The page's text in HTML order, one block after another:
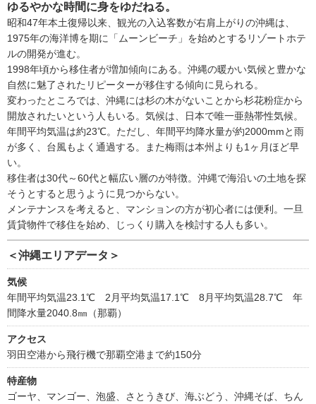
ゆるやかな時間に身をゆだねる。
昭和47年本土復帰以来、観光の入込客数が右肩上がりの沖縄は、
1975年の海洋博を期に「ムーンビーチ」を始めとするリゾートホテ
ルの開発が進む。
1998年頃から移住者が増加傾向にある。沖縄の暖かい気候と豊かな
自然に魅了されたリピーターが移住する傾向に見られる。
変わったところでは、沖縄には杉の木がないことから杉花粉症から
開放されたいという人もいる。気候は、日本で唯一亜熱帯性気候。
年間平均気温は約23℃。ただし、年間平均降水量が約2000mmと雨
が多く、台風もよく通過する。また梅雨は本州よりも1ヶ月ほど早
い。
移住者は30代～60代と幅広い層のが特徴。沖縄で海沿いの土地を探
そうとすると思うように見つからない。
メンテナンスを考えると、マンションの方が初心者には便利。一旦
賃貸物件で移住を始め、じっくり購入を検討する人も多い。
＜沖縄エリアデータ＞
気候
年間平均気温23.1℃ 2月平均気温17.1℃ 8月平均気温28.7℃ 年
間降水量2040.8㎜（那覇）
アクセス
羽田空港から飛行機で那覇空港まで約150分
特産物
ゴーヤ、マンゴー、泡盛、さとうきび、海ぶどう、沖縄そば、ちん